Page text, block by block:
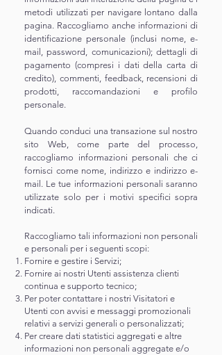
metodi utilizzati per navigare lontano dalla
pagina. Raccogliamo anche informazioni di
identificazione personale (inclusi nome, e-
mail, password, comunicazioni); dettagli di
pagamento (compresi i dati della carta di
credito), commenti, feedback, recensioni di
prodotti, raccomandazioni e profilo
personale.
Quando conduci una transazione sul nostro
sito Web, come parte del processo,
raccogliamo informazioni personali che ci
fornisci come nome, indirizzo e indirizzo e-
mail. Le tue informazioni personali saranno
utilizzate solo per i motivi specifici sopra
indicati.
Raccogliamo tali informazioni non personali
e personali per i seguenti scopi:
Fornire e gestire i Servizi;
Fornire ai nostri Utenti assistenza clienti
continua e supporto tecnico;
Per poter contattare i nostri Visitatori e
Utenti con avvisi e messaggi promozionali
relativi a servizi generali o personalizzati;
Per creare dati statistici aggregati e altre
informazioni non personali aggregate e/o